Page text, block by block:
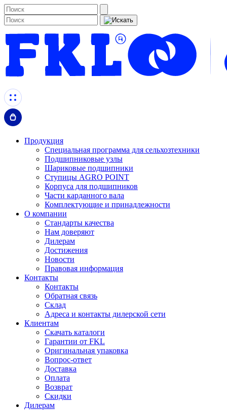
Продукция
Специальная программа для сельхозтехники
Подшипниковые узлы
Шариковые подшипники
Ступицы AGRO POINT
Корпуса для подшипников
Части карданного вала
Комплектующие и принадлежности
О компании
Стандарты качества
Нам доверяют
Дилерам
Достижения
Новости
Правовая информация
Контакты
Контакты
Обратная связь
Склад
Адреса и контакты дилерской сети
Клиентам
Скачать каталоги
Гарантии от FKL
Оригинальная упаковка
Вопрос-ответ
Доставка
Оплата
Возврат
Скидки
Дилерам